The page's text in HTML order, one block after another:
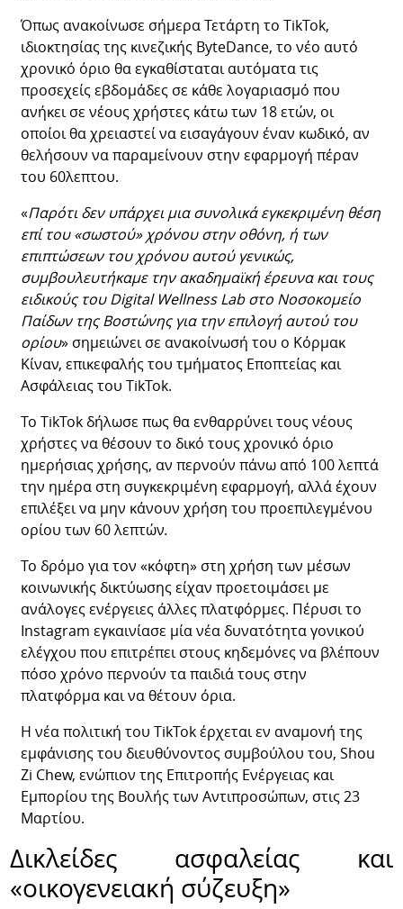
Όπως ανακοίνωσε σήμερα Τετάρτη το TikTok,
ιδιοκτησίας της κινεζικής ByteDance, το νέο αυτό
χρονικό όριο θα εγκαθίσταται αυτόματα τις
προσεχείς εβδομάδες σε κάθε λογαριασμό που
ανήκει σε νέους χρήστες κάτω των 18 ετών, οι
οποίοι θα χρειαστεί να εισαγάγουν έναν κωδικό, αν
θελήσουν να παραμείνουν στην εφαρμογή πέραν
του 60λεπτου.
«Παρότι δεν υπάρχει μια συνολικά εγκεκριμένη θέση
επί του «σωστού» χρόνου στην οθόνη, ή των
επιπτώσεων του χρόνου αυτού γενικώς,
συμβουλευτήκαμε την ακαδημαϊκή έρευνα και τους
ειδικούς του Digital Wellness Lab στο Νοσοκομείο
Παίδων της Βοστώνης για την επιλογή αυτού του
ορίου» σημειώνει σε ανακοίνωσή του ο Κόρμακ
Κίναν, επικεφαλής του τμήματος Εποπτείας και
Ασφάλειας του TikTok.
Το TikTok δήλωσε πως θα ενθαρρύνει τους νέους
χρήστες να θέσουν το δικό τους χρονικό όριο
ημερήσιας χρήσης, αν περνούν πάνω από 100 λεπτά
την ημέρα στη συγκεκριμένη εφαρμογή, αλλά έχουν
επιλέξει να μην κάνουν χρήση του προεπιλεγμένου
ορίου των 60 λεπτών.
Το δρόμο για τον «κόφτη» στη χρήση των μέσων
κοινωνικής δικτύωσης είχαν προετοιμάσει με
ανάλογες ενέργειες άλλες πλατφόρμες. Πέρυσι το
Instagram εγκαινίασε μία νέα δυνατότητα γονικού
ελέγχου που επιτρέπει στους κηδεμόνες να βλέπουν
πόσο χρόνο περνούν τα παιδιά τους στην
πλατφόρμα και να θέτουν όρια.
Η νέα πολιτική του TikTok έρχεται εν αναμονή της
εμφάνισης του διευθύνοντος συμβούλου του, Shou
Zi Chew, ενώπιον της Επιτροπής Ενέργειας και
Εμπορίου της Βουλής των Αντιπροσώπων, στις 23
Μαρτίου.
Δικλείδες ασφαλείας και
«οικογενειακή σύζευξη»